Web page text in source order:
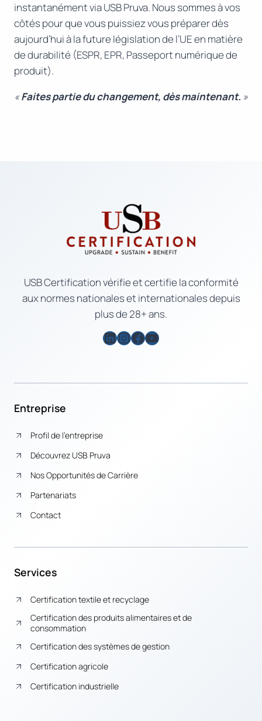
instantanément via USB Pruva. Nous sommes à vos
côtés pour que vous puissiez vous préparer dès
aujourd’hui à la future législation de l’UE en matière
de durabilité (ESPR, EPR, Passeport numérique de
produit).
«Faites partie du changement, dès maintenant. »
USB Certification vérifie et certifie la conformité
aux normes nationales et internationales depuis
plus de 28+ ans.
LinkedIn
Instagram
Facebook
YouTube
Entreprise
Profil de l’entreprise
Découvrez USB Pruva
Nos Opportunités de Carrière
Partenariats
Contact
Services
Certification textile et recyclage
Certification des produits alimentaires et de
consommation
Certification des systèmes de gestion
Certification agricole
Certification industrielle